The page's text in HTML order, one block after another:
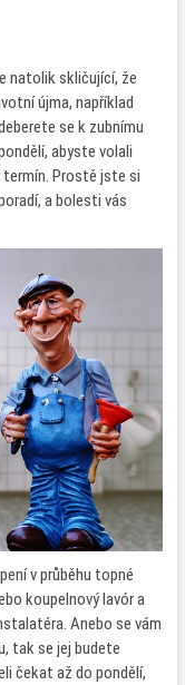
natolik skličující, že
újma, například
se k zubnímu
abyste volali
termín. Prostě jste si
a bolesti vás
v průběhu topné
koupelnový lavór a
Anebo se vám
tak se jej budete
čekat až do pondělí,